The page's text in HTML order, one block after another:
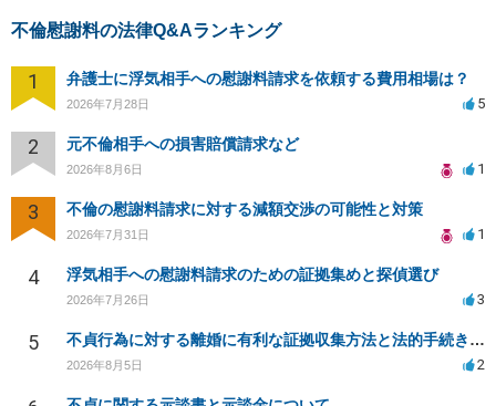
不倫慰謝料の法律Q&Aランキング
1 弁護士に浮気相手への慰謝料請求を依頼する費用相場は？
2026年7月28日 5
2 元不倫相手への損害賠償請求など
2026年8月6日 1
3 不倫の慰謝料請求に対する減額交渉の可能性と対策
2026年7月31日 1
4 浮気相手への慰謝料請求のための証拠集めと探偵選び
2026年7月26日 3
5 不貞行為に対する離婚に有利な証拠収集方法と法的手続きについて
2026年8月5日 2